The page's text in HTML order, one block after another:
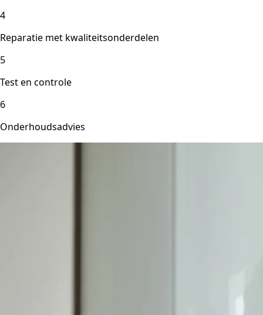
4
Reparatie met kwaliteitsonderdelen
5
Test en controle
6
Onderhoudsadvies